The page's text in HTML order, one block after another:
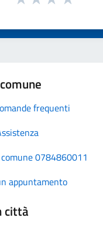
frequenti
0784860011
appuntamento
città